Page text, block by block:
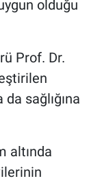
olduğu
Prof. Dr.
sağlığına
altında